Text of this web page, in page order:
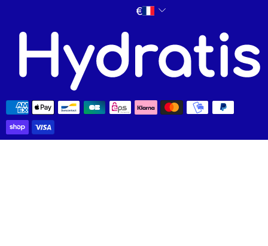
Changer
€ français